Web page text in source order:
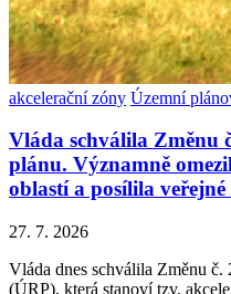
akcelerační zóny Územní
Vláda schválila Změnu
plánu. Významně
oblastí a posílila
27. 7. 2026
Vláda dnes schválila Změnu
(ÚRP), která stanoví tzv.